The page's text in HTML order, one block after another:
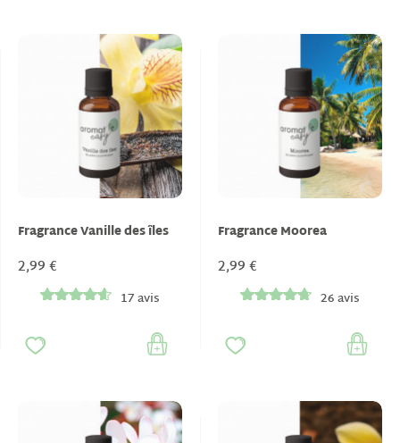
Fragrance Vanille des îles
2,99 €
17 avis
Fragrance Moorea
2,99 €
26 avis